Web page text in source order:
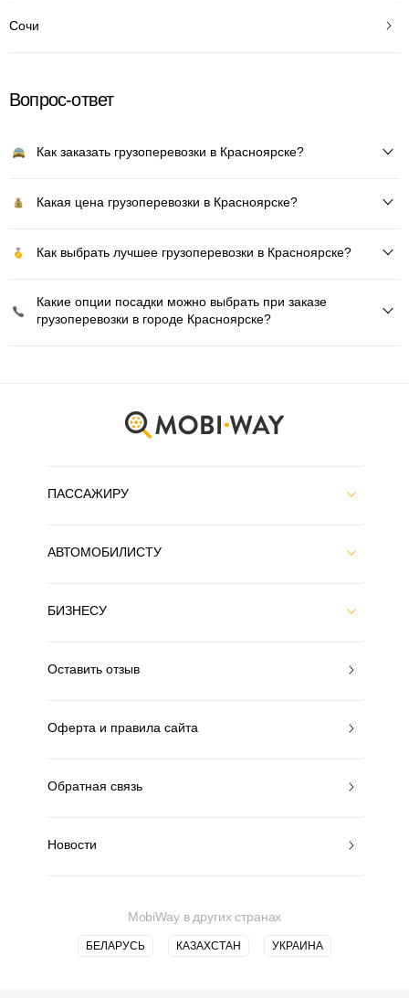
Сочи
Вопрос-ответ
Как заказать грузоперевозки в Красноярске?
Какая цена грузоперевозки в Красноярске?
Как выбрать лучшее грузоперевозки в Красноярске?
Какие опции посадки можно выбрать при заказе
грузоперевозки в городе Красноярске?
ПАССАЖИРУ
АВТОМОБИЛИСТУ
БИЗНЕСУ
Оставить отзыв
Оферта и правила сайта
Обратная связь
Новости
MobiWay в других странах
БЕЛАРУСЬ КАЗАХСТАН УКРАИНА